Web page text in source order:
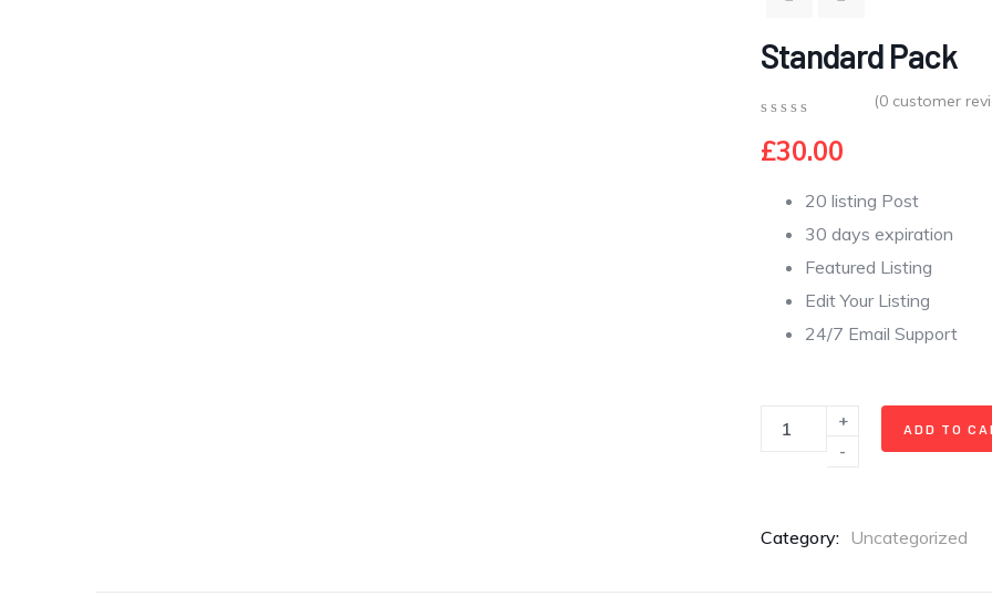
Standard Pack
out
customer
(0 customer
£30.00
20 listing Post
30 days expiration
Featured Listing
Edit Your Listing
24/7 Email Support
+
-
ADD TO
Category: Uncategorized